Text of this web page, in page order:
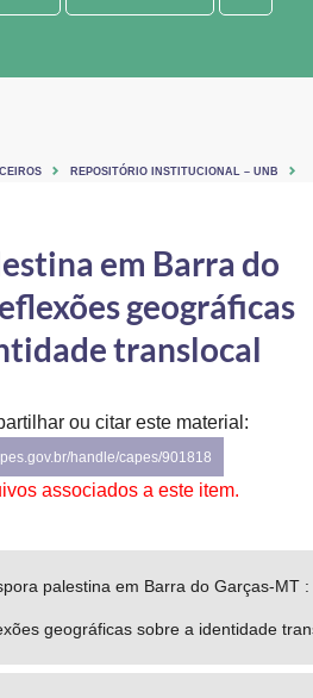
Direitos Humanos
REPOSITÓRIO INSTITUCIONAL – UNB
em Barra do
geográficas
translocal
ou citar este material:
handle/capes/901818
associados a este item.
palestina em Barra do Garças-MT :
geográficas sobre a identidade